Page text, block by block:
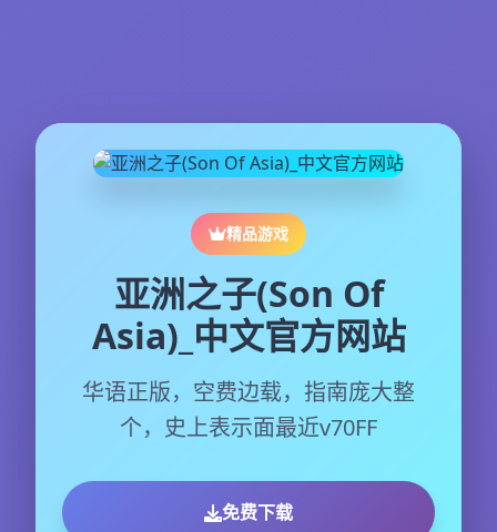
精品游戏
亚洲之子(Son Of
Asia)_中文官方网站
华语正版，空费边载，指南庞大整
个，史上表示面最近v70FF
免费下载